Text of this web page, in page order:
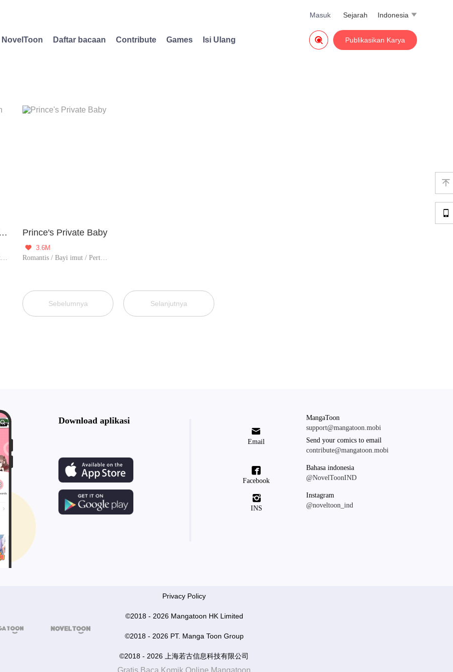
Indonesia 
Sejarah
Masuk
NovelToon Daftar bacaan Contribute Games Isi Ulang Publikasikan Karya

Sang Luo is Drunk in the South Wind
Romantis / Patahhati / Penikahan Kontrak / Pertemuan tak terduga / Pasangan mani
Prince's Private Baby

3.6M
Romantis / Bayi imut / Pertemuan tak terduga
Sebelumnya Selanjutnya

Download aplikasi

Email
MangaToon
support@mangatoon.mobi
Send your comics to email
contribute@mangatoon.mobi

Facebook
Bahasa indonesia
@NovelToonIND

INS
Instagram
@noveltoon_ind

Privacy Policy
©2018 - 2026 Mangatoon HK Limited
©2018 - 2026 PT. Manga Toon Group
©2018 - 2026 上海若古信息科技有限公司
Gratis Baca Komik Online Mangatoon